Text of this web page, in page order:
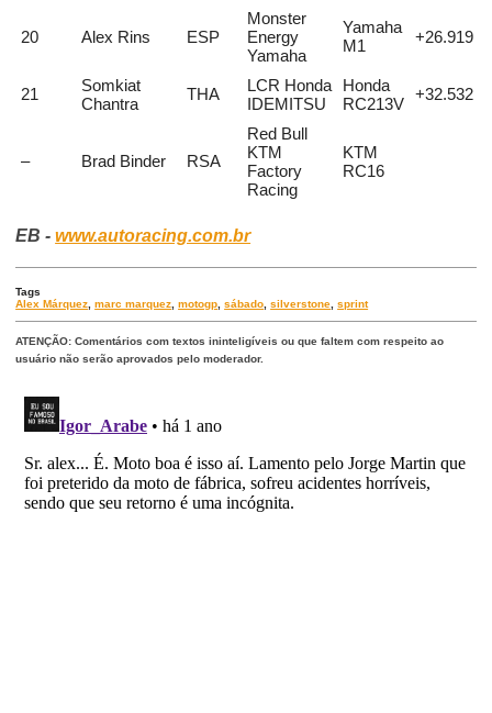
20 Alex Rins ESP
Monster
Energy
Yamaha
Yamaha
M1
+26.919
21
Somkiat
Chantra
THA
LCR Honda
IDEMITSU
Honda
RC213V
+32.532
– Brad Binder RSA
Red Bull
KTM
Factory
Racing
KTM
RC16
EB -www.autoracing.com.br
Tags
Alex Márquez,marc marquez,motogp,sábado,silverstone,sprint
ATENÇÃO: Comentários com textos ininteligíveis ou que faltem com respeito ao
usuário não serão aprovados pelo moderador.